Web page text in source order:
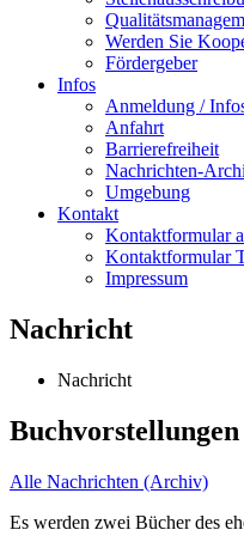
Werden Sie
Fördergeber
Infos
Anmeldung /
Anfahrt
Barrierefreiheit
Nachrichten-
Umgebung
Kontakt
Kontaktformular
Kontaktformular
Impressum
Nachricht
Nachricht
Alle Nachrichten (Archiv)
Es werden zwei Bücher des